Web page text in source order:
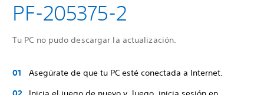
PF-205375-2
Tu PC no pudo descargar la actualización.
Asegúrate de que tu PC esté conectada a Internet.